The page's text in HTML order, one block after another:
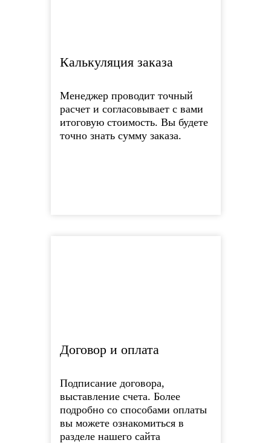
Калькуляция заказа
Менеджер проводит точный
расчет и согласовывает с вами
итоговую стоимость. Вы будете
точно знать сумму заказа.
Договор и оплата
Подписание договора,
выставление счета. Более
подробно со способами оплаты
вы можете ознакомиться в
разделе нашего сайта